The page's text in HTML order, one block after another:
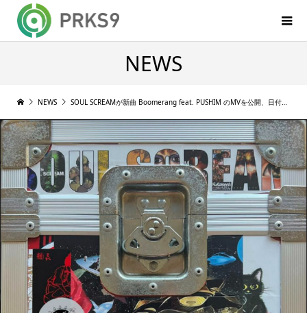
NEWS
NEWS SOUL SCREAMが新曲 Boomerang feat. PUSHIM のMVを公開、日付変わって明日デジタルリリース